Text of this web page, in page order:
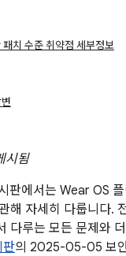
치 수준 취약점 세부정보
시됨
판에서는 Wear OS 플
해 자세히 다룹니다.
다루는 모든 문제와
판의 2025-05-05 보